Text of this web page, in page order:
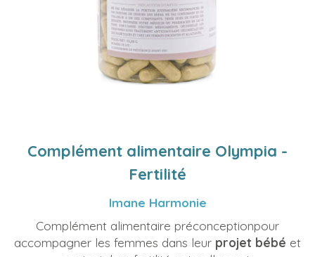
Complément alimentaire Olympia -
Fertilité
Imane Harmonie
Complément alimentaire préconceptionpour
accompagner les femmes dans leur projet bébé et